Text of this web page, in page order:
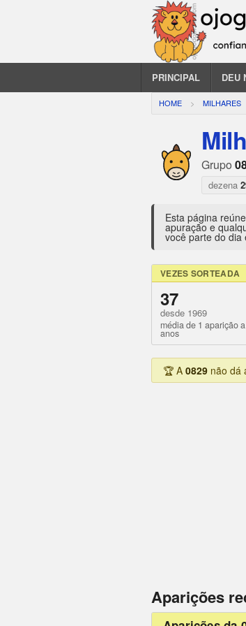
PRINCIPAL DEU
HOME MILHARES
Grupo
dezena
Esta página
apuração e
você parte do dia
VEZES SORTEADA
37
desde 1969
média de 1 aparição
anos
🏆 A 0829 não dá
Aparições